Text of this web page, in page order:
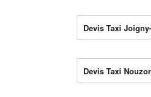
Devis Taxi
Devis Taxi